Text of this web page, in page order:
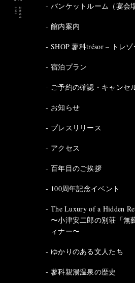
バンケットルーム（宴会
館内案内
SHOP 蓼科trésor – トレ
宿泊プラン
ご予約の確認・キャンセ
お知らせ
プレスリリース
アクセス
百年目のご挨拶
100周年記念イベント
The Luxury of a Hidden
〜小津安二郎の別荘「無
ィナー〜
ゆかりのある文人たち
蓼科親湯温泉の歴史